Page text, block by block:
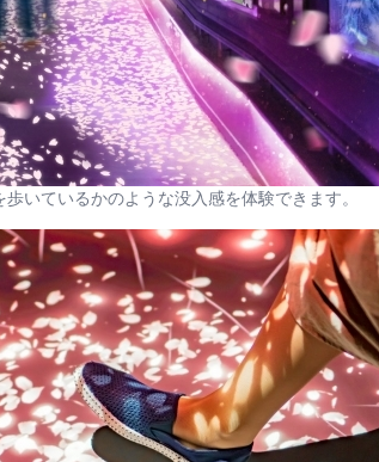
いているかのような没入感を体験できます。